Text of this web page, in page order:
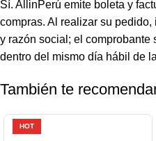
Sí. AllinPerú emite boleta y
compras. Al realizar su
y razón social; el comprobante
dentro del mismo día hábil de
También te
HOT